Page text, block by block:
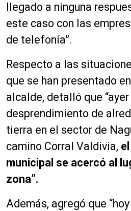
llegado a ninguna
este caso con las
de telefonía”.
Respecto a las
que se han presentado
alcalde, detalló que
desprendimiento de
tierra en el sector de
camino Corral Valdivia,
municipal se acercó al
zona”.
Además, agregó que